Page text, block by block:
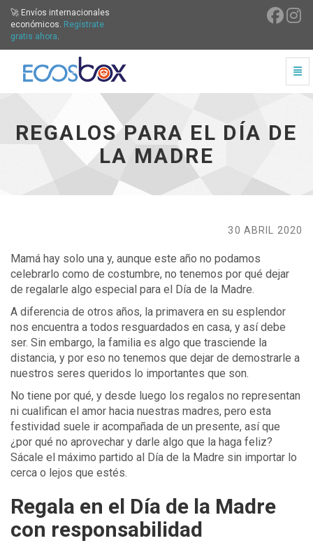
🚀 Envíos internacionales
económicos. Regístrate
gratis ahora.
REGALOS PARA EL DÍA DE
LA MADRE
30 ABRIL 2020
Mamá hay solo una y, aunque este año no podamos
celebrarlo como de costumbre, no tenemos por qué dejar
de regalarle algo especial para el Día de la Madre.
A diferencia de otros años, la primavera en su esplendor
nos encuentra a todos resguardados en casa, y así debe
ser. Sin embargo, la familia es algo que trasciende la
distancia, y por eso no tenemos que dejar de demostrarle a
nuestros seres queridos lo importantes que son.
No tiene por qué, y desde luego los regalos no representan
ni cualifican el amor hacia nuestras madres, pero esta
festividad suele ir acompañada de un presente, así que
¿por qué no aprovechar y darle algo que la haga feliz?
Sácale el máximo partido al Día de la Madre sin importar lo
cerca o lejos que estés.
Regala en el Día de la Madre
con responsabilidad